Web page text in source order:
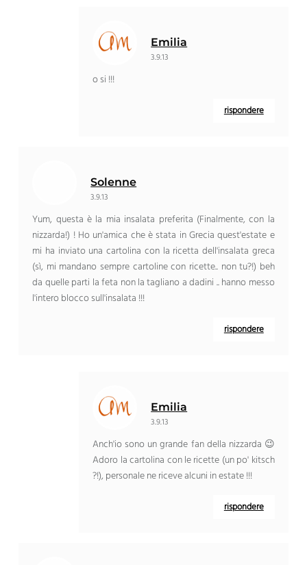
Emilia
3.9.13
o si !!!
rispondere
Solenne
3.9.13
Yum, questa è la mia insalata preferita (Finalmente, con la
nizzarda!) ! Ho un'amica che è stata in Grecia quest'estate e
mi ha inviato una cartolina con la ricetta dell'insalata greca
(sì, mi mandano sempre cartoline con ricette.. non tu?!) beh
da quelle parti la feta non la tagliano a dadini .. hanno messo
l'intero blocco sull'insalata !!!
rispondere
Emilia
3.9.13
Anch'io sono un grande fan della nizzarda 😉
Adoro la cartolina con le ricette (un po' kitsch
?!), personale ne riceve alcuni in estate !!!
rispondere